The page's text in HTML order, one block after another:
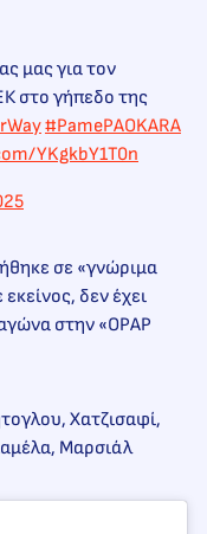
μας για τον
στο γήπεδο της
#PamePAOKARA
YKgkbY1T0n
σε «γνώριμα
δεν έχει
στην «OPAP
Χατζισαφί,
Μαρσιάλ